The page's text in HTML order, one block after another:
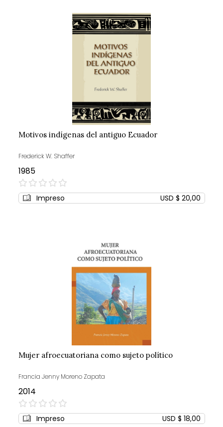
Motivos indígenas del antiguo Ecuador
Frederick W. Shaffer
1985
0%
Impreso USD $ 20,00
Mujer afroecuatoriana como sujeto político
Francia Jenny Moreno Zapata
2014
0%
Impreso
USD $ 18,00